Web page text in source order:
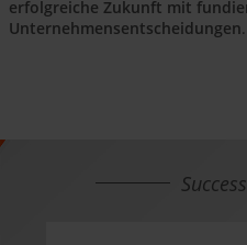
erfolgreiche Zukunft mit
Unternehmensentscheidungen.